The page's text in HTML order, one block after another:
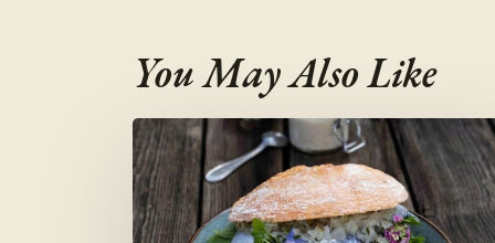
You May Also Like
Probiotisches
Fischbrötchen